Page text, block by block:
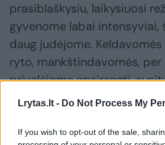
Lrytas.lt - Do Not Process My
If you wish to opt-out of the sale,
prasiblaškysiu, laikysiuosi
gyvenome labai intensyviai,
daug judėjome.
ryto, mankštindavomės,
privalėjome apsirengti,
išplauti grindis, nuvalyti
liemenes. Išmokome